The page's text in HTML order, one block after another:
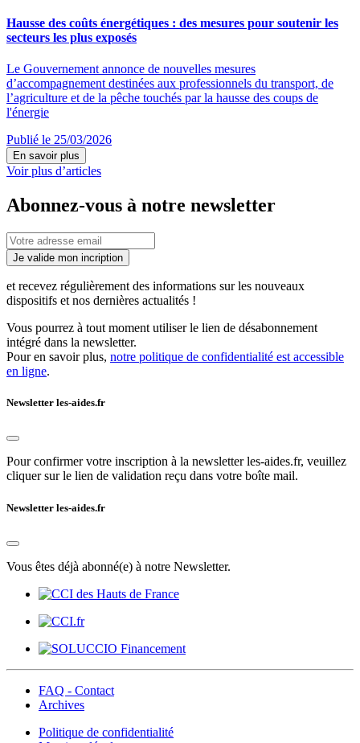
Hausse des coûts énergétiques : des mesures pour soutenir les
secteurs les plus exposés
Le Gouvernement annonce de nouvelles mesures
d’accompagnement destinées aux professionnels du transport, de
l’agriculture et de la pêche touchés par la hausse des coups de
l'énergie
Publié le 25/03/2026
En savoir plus
Voir plus d’articles
Abonnez-vous à notre newsletter
Je valide mon incription
et recevez régulièrement des informations sur les nouveaux
dispositifs et nos dernières actualités !
Vous pourrez à tout moment utiliser le lien de désabonnement
intégré dans la newsletter.
Pour en savoir plus, notre politique de confidentialité est accessible
en ligne.
Newsletter les-aides.fr
Pour confirmer votre inscription à la newsletter les-aides.fr, veuillez
cliquer sur le lien de validation reçu dans votre boîte mail.
Newsletter les-aides.fr
Vous êtes déjà abonné(e) à notre Newsletter.
FAQ - Contact
Archives
Politique de confidentialité